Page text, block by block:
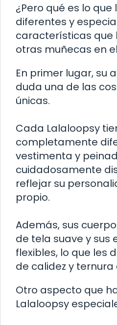
¿Pero qué es lo
diferentes y
características que
otras muñecas en
En primer lugar, su
duda una de las
únicas.
Cada Lalaloopsy
completamente
vestimenta y
cuidadosamente
reflejar su
propio.
Además, sus
de tela suave y sus
flexibles, lo que les
de calidez y
Otro aspecto que
Lalaloopsy